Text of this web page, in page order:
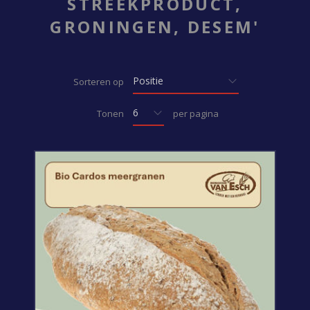
GRONINGEN, DESEM'
Sorteren op
Tonen per pagina